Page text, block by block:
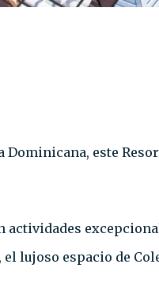
este
lujoso espacio de